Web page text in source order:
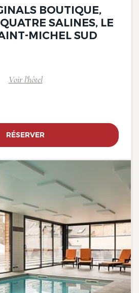
BOUTIQUE,
SALINES, LE
MICHEL SUD
Voir l'hôtel
RÉSERVER